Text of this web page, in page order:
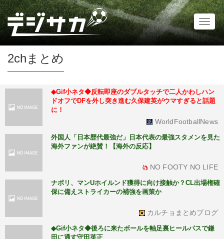
2chまとめ
◆Gif小ネタ◆反転即座のダブルタッチで二人かわしハン
ドオフでDFを外し突き進む久保建英がウマすぎると話題
に！
WorldFootballNews
外国人「日本歴代最強だ」日本代表の最強スタメンを見た
海外ファンが絶賛！【海外の反応】
NO FOOTY NO LIFE
ナポリ、マンUホイルンド獲得に向け接触か？CL出場権確
保に備えストライカーの補強を画策か
カルチョまとめブログ
◆Gif小ネタ◆後ろに来たボールを軸足裏ヒールパスで鎌